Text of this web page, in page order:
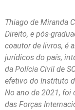
Thiago de Miranda
Direito, e pós-
coautor de livros, é
jurídicos do país,
da Polícia Civil de
efetivo do Instituto
No ano de 2021, foi
das Forças